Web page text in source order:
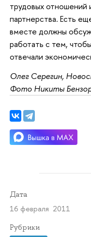
трудовых отношений
партнерства. Есть
вместе должны
работать с тем,
отвечали
Олег Серегин,
Фото Никиты
Дата
16 февраля 2011
Рубрики